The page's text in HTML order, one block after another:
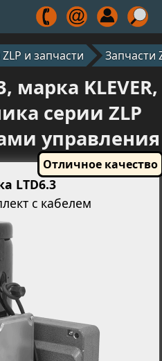
и запчасти Запчасти
марка KLEVER,
серии ZLP
управления
LTD6.3
с кабелем